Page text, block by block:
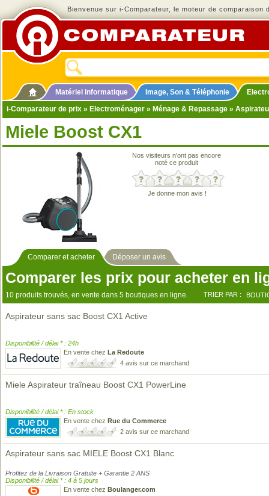
Bienvenue sur i-Comparateur, le moteur de comparaison
Matériel informatique Image, Son & Téléphonie
i-Comparateur de prix » Electroménager » Ménage & Repassage »
Miele Boost CX1
Nos visiteurs n'ont pas encore
noté ce produit
Je donne mon avis !
Comparer et acheter Déposer un avis
Comparer les prix pour acheter en
10 produits trouvés, en vente dans 5 boutiques en ligne. TRIER PAR :
Aspirateur sans sac Boost CX1 Active
Disponibilité / délai * : 24h
En vente chez La Redoute
4 avis sur ce marchand
Miele Aspirateur traîneau Boost CX1 PowerLine
Disponibilité / délai * : En stock
En vente chez Rue du Commerce
2 avis sur ce marchand
Aspirateur sans sac MIELE Boost CX1 Blanc
Profitez de la Livraison Gratuite + Garantie 2 ANS
Disponibilité / délai * : 4 à 5 jours
En vente chez Boulanger.com